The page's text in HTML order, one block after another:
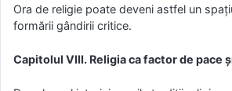
Ora de religie poate deveni astfel un
formării gândirii critice.
Capitolul VIII. Religia ca factor de pace